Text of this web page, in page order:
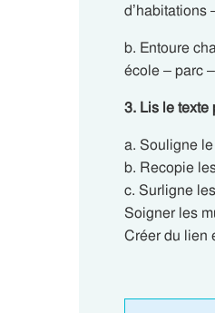
d’habitations
b. Entoure
école – parc
3. Lis le texte
a. Souligne
b. Recopie
c. Surligne
Soigner les
Créer du lien